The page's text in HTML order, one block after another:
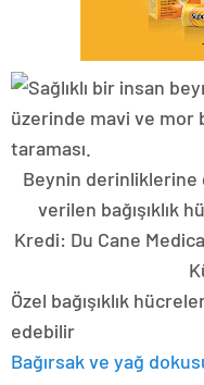
Beynin derinliklerine
verilen bağışıklık
Kredi: Du Cane
Özel bağışıklık
edebilir
Bağırsak ve yağ